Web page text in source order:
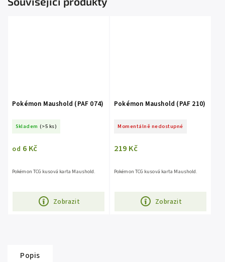
Pokémon Maushold (PAF 074)
Skladem (>5 ks)
od 6 Kč
Zobrazit
Pokémon TCG kusová karta Maushold.
Pokémon Maushold (PAF 210)
Momentálně nedostupné
219 Kč
Zobrazit
Pokémon TCG kusová karta Maushold.
Popis